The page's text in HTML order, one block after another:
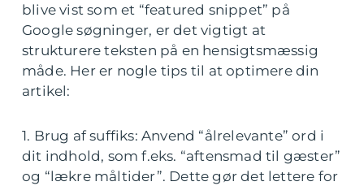
blive vist som et “featured snippet” på
Google søgninger, er det vigtigt at
strukturere teksten på en hensigtsmæssig
måde. Her er nogle tips til at optimere din
artikel:
1. Brug af suffiks: Anvend “ålrelevante” ord i
dit indhold, som f.eks. “aftensmad til gæster”
og “lækre måltider”. Dette gør det lettere for